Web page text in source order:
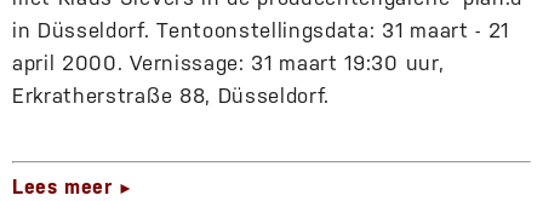
in Düsseldorf. Tentoonstellingsdata: 31 maart - 21
april 2000. Vernissage: 31 maart 19:30 uur,
Erkratherstraße 88, Düsseldorf.
Lees meer ►